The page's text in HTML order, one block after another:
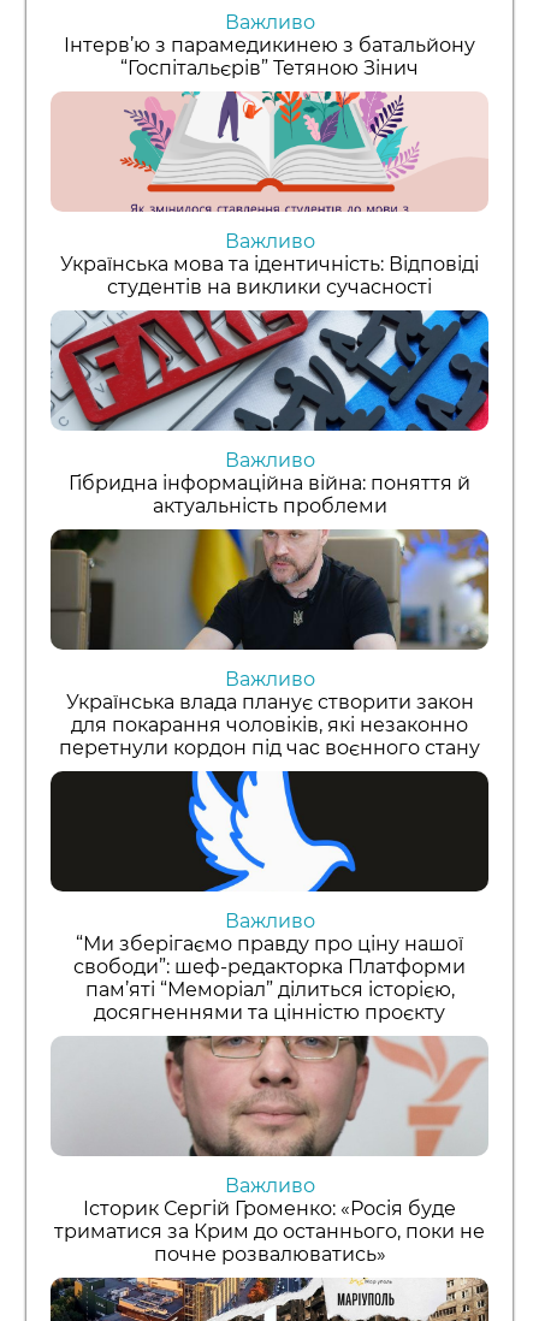
Важливо
Інтерв’ю з парамедикинею з батальйону
“Госпітальєрів” Тетяною Зінич
Важливо
Українська мова та ідентичність: Відповіді
студентів на виклики сучасності
Важливо
Гібридна інформаційна війна: поняття й
актуальність проблеми
Важливо
Українська влада планує створити закон
для покарання чоловіків, які незаконно
перетнули кордон під час воєнного стану
Важливо
“Ми зберігаємо правду про ціну нашої
свободи”: шеф-редакторка Платформи
пам’яті “Меморіал” ділиться історією,
досягненнями та цінністю проєкту
Важливо
Історик Сергій Громенко: «Росія буде
триматися за Крим до останнього, поки не
почне розвалюватись»